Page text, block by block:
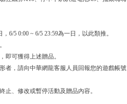
6/5 0:00 ~ 6/5 23:59為一日，以此類推。
即可獲得上述贈品。
者，請向中華網龍客服人員回報您的遊戲帳號
止、修改或暫停活動及贈品內容。